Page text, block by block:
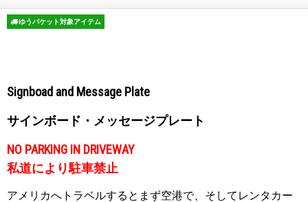
ゆうパケット対象アイテム
Signboad and Message Plate
サインボード・メッセージプレート
NO PARKING IN DRIVEWAY
私道により駐車禁止
アメリカへトラベルするとまず空港で、そしてレンタカー